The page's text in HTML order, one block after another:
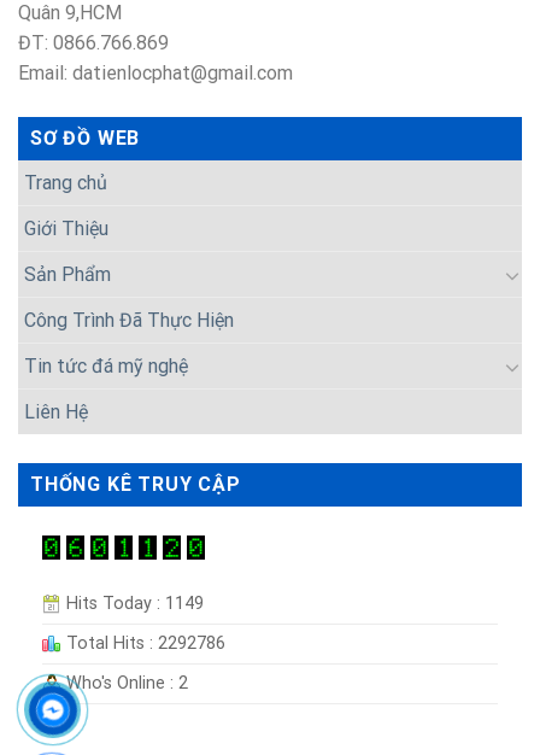
Quân 9,HCM
ĐT: 0866.766.869
Email: datienlocphat@gmail.com
SƠ ĐỒ WEB
Trang chủ
Giới Thiệu
Sản Phẩm
Công Trình Đã Thực Hiện
Tin tức đá mỹ nghệ
Liên Hệ
THỐNG KÊ TRUY CẬP
Hits Today : 1149
Total Hits : 2292786
Who's Online : 2